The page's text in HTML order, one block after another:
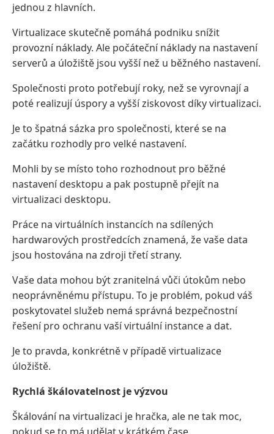
jednou z hlavních.
Virtualizace skutečně pomáhá podniku snížit
provozní náklady. Ale počáteční náklady na nastavení
serverů a úložiště jsou vyšší než u běžného nastavení.
Společnosti proto potřebují roky, než se vyrovnají a
poté realizují úspory a vyšší ziskovost díky virtualizaci.
Je to špatná sázka pro společnosti, které se na
začátku rozhodly pro velké nastavení.
Mohli by se místo toho rozhodnout pro běžné
nastavení desktopu a pak postupně přejít na
virtualizaci desktopu.
Práce na virtuálních instancích na sdílených
hardwarových prostředcích znamená, že vaše data
jsou hostována na zdroji třetí strany.
Vaše data mohou být zranitelná vůči útokům nebo
neoprávněnému přístupu. To je problém, pokud váš
poskytovatel služeb nemá správná bezpečnostní
řešení pro ochranu vaší virtuální instance a dat.
Je to pravda, konkrétně v případě virtualizace
úložiště.
Rychlá škálovatelnost je výzvou
Škálování na virtualizaci je hračka, ale ne tak moc,